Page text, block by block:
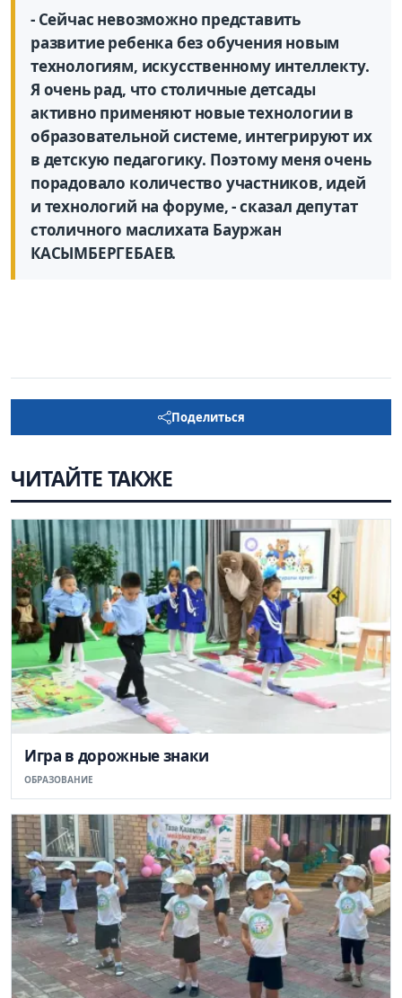
- Сейчас невозможно представить
развитие ребенка без обучения новым
технологиям, искусственному интеллекту.
Я очень рад, что столичные детсады
активно применяют новые технологии в
образовательной системе, интегрируют их
в детскую педагогику. Поэтому меня очень
порадовало количество участников, идей
и технологий на форуме, - сказал депутат
столичного маслихата Бауржан
КАСЫМБЕРГЕБАЕВ.
Поделиться
ЧИТАЙТЕ ТАКЖЕ
Игра в дорожные знаки
ОБРАЗОВАНИЕ